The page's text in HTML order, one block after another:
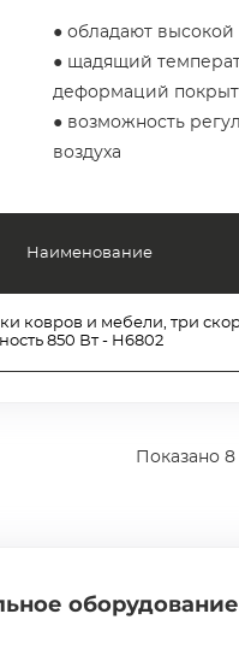
● обладают
● щадящий
деформаций
● возможность
воздуха
Наименование
ковров и мебели, три
850 Вт - H6802
Показано 8